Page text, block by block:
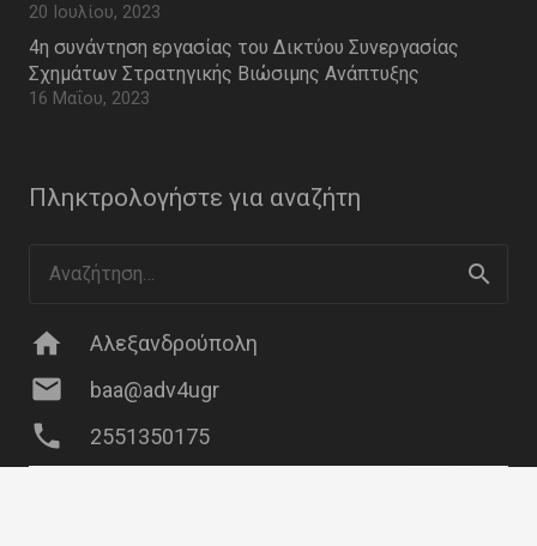
20 Ιουλίου, 2023
4η συνάντηση εργασίας του Δικτύου Συνεργασίας
Σχημάτων Στρατηγικής Βιώσιμης Ανάπτυξης
16 Μαΐου, 2023
Πληκτρολογήστε για αναζήτη
Αναζήτηση
home Αλεξανδρούπολη
mail baa@adv4ugr
phone 2551350175